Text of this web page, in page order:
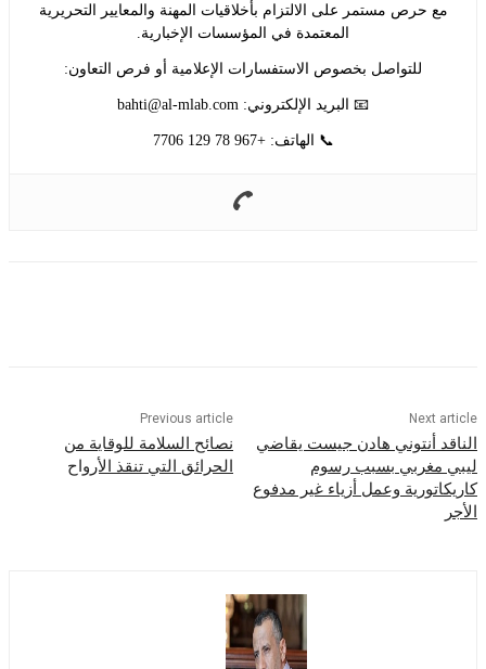
مستمر على الالتزام بأخلاقيات المهنة والمعايير التحريرية
المعتمدة في المؤسسات الإخبارية.
للتواصل بخصوص الاستفسارات الإعلامية أو فرص التعاون:
📧 البريد الإلكتروني:bahti@al-mlab.com
📞 الهاتف: +967 78 129 7706
Previous article
نصائح السلامة للوقاية من
الحرائق التي تنقذ الأرواح
أنتوني هادن جيست يقاضي
بسبب رسوم
وعمل أزياء غير مدفوع